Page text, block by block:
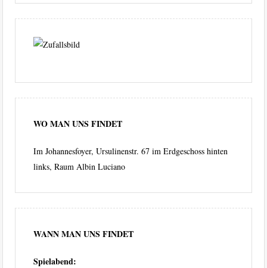
WO MAN UNS FINDET
Im Johannesfoyer, Ursulinenstr. 67 im Erdgeschoss hinten
links, Raum Albin Luciano
WANN MAN UNS FINDET
Spielabend: